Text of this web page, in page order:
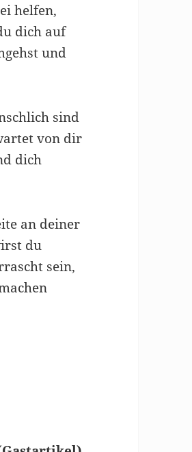
helfen,
dich auf
und
sind
von dir
dich
an deiner
du
sein,